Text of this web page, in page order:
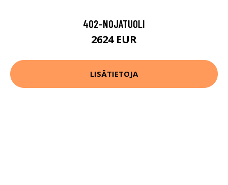
402-NOJATUOLI
2624 EUR
LISÄTIETOJA